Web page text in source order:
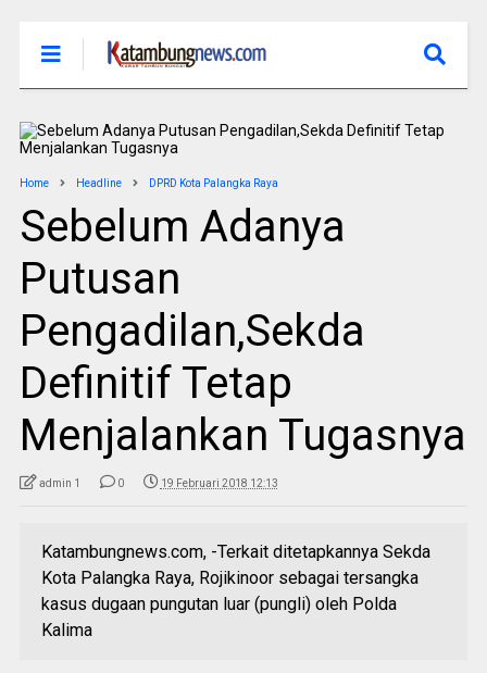
Home Headline DPRD Kota Palangka Raya
Sebelum Adanya
Putusan
Pengadilan,Sekda
Definitif Tetap
Menjalankan Tugasnya
admin 1 0 19 Februari 2018 12:13
Katambungnews.com, -Terkait ditetapkannya Sekda
Kota Palangka Raya, Rojikinoor sebagai tersangka
kasus dugaan pungutan luar (pungli) oleh Polda
Kalima